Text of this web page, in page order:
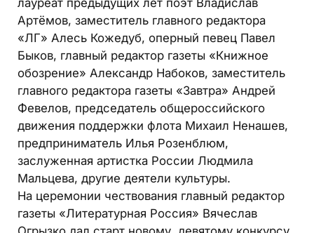
лауреат предыдущих лет поэт Владислав
Артёмов, заместитель главного редактора
«ЛГ» Алесь Кожедуб, оперный певец Павел
Быков, главный редактор газеты «Книжное
обозрение» Александр Набоков, заместитель
главного редактора газеты «Завтра» Андрей
Февелов, председатель общероссийского
движения поддержки флота Михаил Ненашев,
предприниматель Илья Розенблюм,
заслуженная артистка России Людмила
Мальцева, другие деятели культуры.
На церемонии чествования главный редактор
газеты «Литературная Россия» Вячеслав